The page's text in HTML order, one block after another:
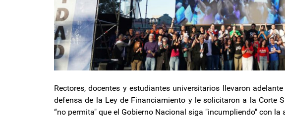
Rectores, docentes y estudiantes universitarios llevaron
defensa de la Ley de Financiamiento y le solicitaron a la Corte
“no permita" que el Gobierno Nacional siga "incumpliendo" con